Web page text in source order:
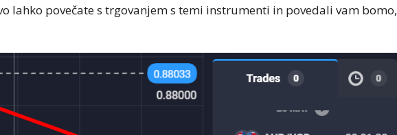
lahko povečate s trgovanjem s temi instrumenti in povedali vam bomo,